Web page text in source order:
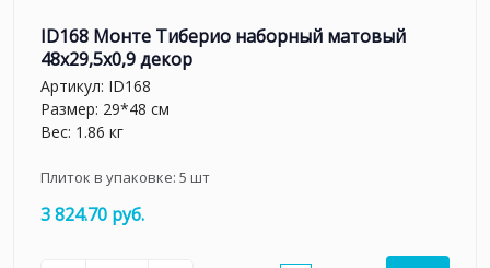
ID168 Монте Тиберио наборный матовый
48x29,5x0,9 декор
Артикул: ID168
Размер: 29*48 см
Вес: 1.86 кг
Плиток в упаковке: 5 шт
3 824.70 руб.